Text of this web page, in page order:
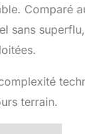
Comparé
sans
terrain.